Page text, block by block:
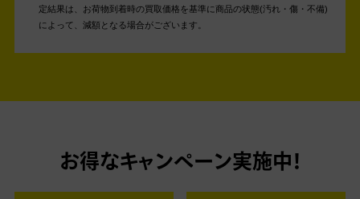
定結果は、お荷物到着時の買取価格を基準に商品の状態(汚れ・傷・不備)
によって、減額となる場合がございます。
お得なキャンペーン実施中！